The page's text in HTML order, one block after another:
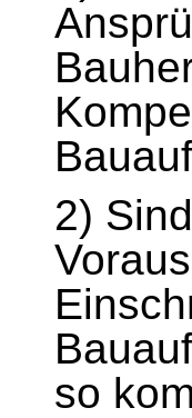
2)
so